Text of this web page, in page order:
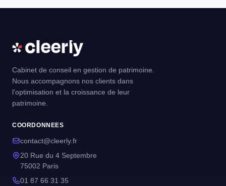
Cabinet de conseil en gestion de patrimoine.
Nous accompagnons nos clients dans
l'optimisation et la croissance de leur
patrimoine.
COORDONNEES
contact@cleerly.fr
20 Rue du 4 Septembre
75002 Paris
01 87 66 31 35